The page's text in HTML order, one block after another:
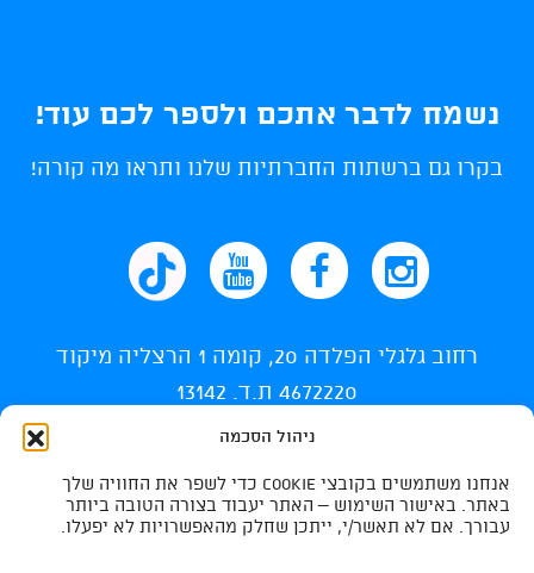
ניהול הסכמה
אנחנו משתמשים בקובצי Cookie כדי לשפר את החוויה שלך
באתר. באישור השימוש – האתר יעבוד בצורה הטובה ביותר
עבורך. אם לא תאשר/י, ייתכן שחלק מהאפשרויות לא יפעלו.
נשמח לדבר אתכם ולספר לכם עוד!
בקרו גם ברשתות החברתיות שלנו ותראו מה קורה!
רחוב גלגלי הפלדה 20, קומה 1 הרצליה מיקוד
4672220 ת.ד. 13142
info@ti-swim.co.il
035400710
035400732